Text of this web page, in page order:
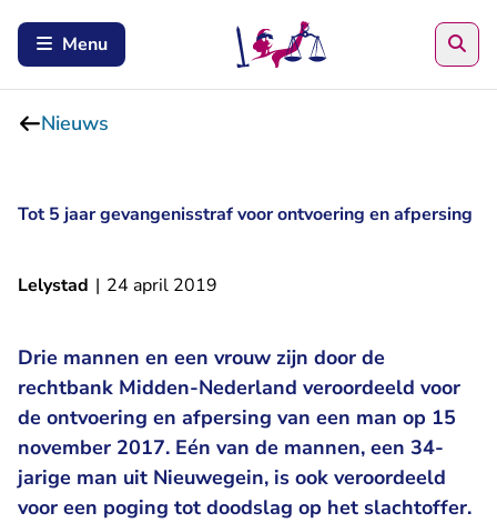
Menu
Nieuws
Tot 5 jaar gevangenisstraf voor ontvoering en afpersing
Lelystad | 24 april 2019
Drie mannen en een vrouw zijn door de
rechtbank Midden-Nederland veroordeeld voor
de ontvoering en afpersing van een man op 15
november 2017. Eén van de mannen, een 34-
jarige man uit Nieuwegein, is ook veroordeeld
voor een poging tot doodslag op het slachtoffer.